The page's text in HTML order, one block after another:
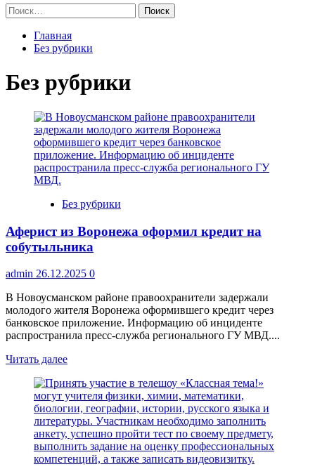
Найти:
Главная
Без рубрики
Без рубрики
Без рубрики
Аферист из Воронежа оформил кредит на
собутыльника
admin 26.12.2025 0
В Новоусманском районе правоохранители задержали
молодого жителя Воронежа оформившего кредит через
банковское приложение. Информацию об инциденте
распространила пресс‑служба регионального ГУ МВД....
Читать далееПрочитать
о
Аферист
из
Воронежа
оформил
кредит
на